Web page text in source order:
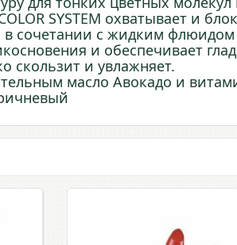
SYSTEM охватывает и
в сочетании с жидким
и обеспечивает
скользит и увлажняет.
масло Авокадо и